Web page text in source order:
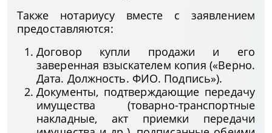
Также нотариусу вместе с заявлением
предоставляются:
Договор купли продажи и его
заверенная взыскателем копия («Верно.
Дата. Должность. ФИО. Подпись»).
Документы, подтверждающие передачу
имущества (товарно-транспортные
накладные, акт приемки передачи